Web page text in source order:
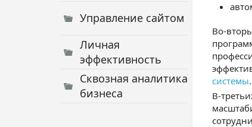
Управление сайтом
Личная
эффективность
Сквозная аналитика
бизнеса
Во-
системы.
В-